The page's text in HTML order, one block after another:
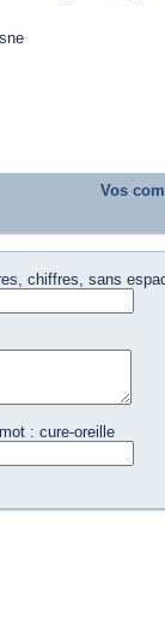
Vos
chiffres, sans
: cure-oreille